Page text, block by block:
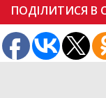
ПОДІЛИТИСЯ В